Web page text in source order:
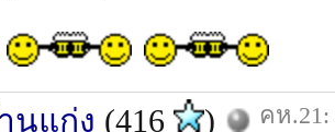
นแก่ง (416 ) คห.21: